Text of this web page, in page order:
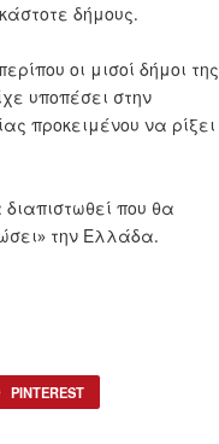
δήμους.
οι μισοί δήμοι της
υποπέσει στην
προκειμένου να ρίξει
που θα
την Ελλάδα.
PINTEREST